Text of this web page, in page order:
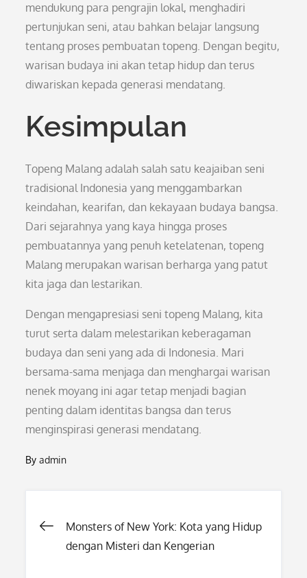
mendukung para pengrajin lokal, menghadiri
pertunjukan seni, atau bahkan belajar langsung
tentang proses pembuatan topeng. Dengan begitu,
warisan budaya ini akan tetap hidup dan terus
diwariskan kepada generasi mendatang.
Kesimpulan
Topeng Malang adalah salah satu keajaiban seni
tradisional Indonesia yang menggambarkan
keindahan, kearifan, dan kekayaan budaya bangsa.
Dari sejarahnya yang kaya hingga proses
pembuatannya yang penuh ketelatenan, topeng
Malang merupakan warisan berharga yang patut
kita jaga dan lestarikan.
Dengan mengapresiasi seni topeng Malang, kita
turut serta dalam melestarikan keberagaman
budaya dan seni yang ada di Indonesia. Mari
bersama-sama menjaga dan menghargai warisan
nenek moyang ini agar tetap menjadi bagian
penting dalam identitas bangsa dan terus
menginspirasi generasi mendatang.
Byadmin
Post
Monsters of New York: Kota yang Hidup
dengan Misteri dan Kengerian